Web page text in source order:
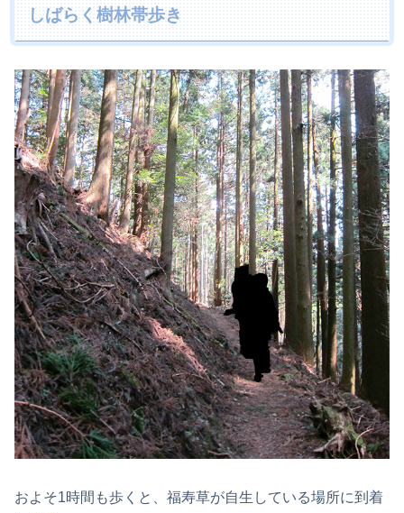
しばらく樹林帯歩き
およそ1時間も歩くと、福寿草が自生している場所に到着